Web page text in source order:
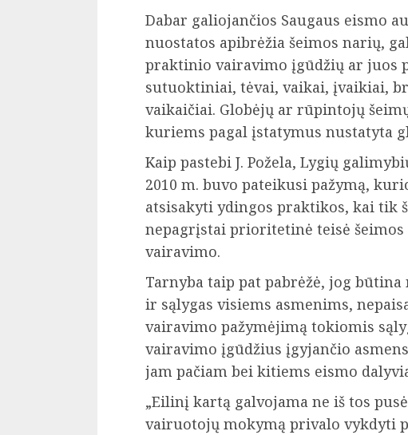
Dabar galiojančios Saugaus eismo
nuostatos apibrėžia šeimos narių,
praktinio vairavimo įgūdžių ar juos
sutuoktiniai, tėvai, vaikai, įvaikiai,
vaikaičiai. Globėjų ar rūpintojų
kuriems pagal įstatymus nustatyta
Kaip pastebi J. Požela, Lygių
2010 m. buvo pateikusi pažymą,
atsisakyti ydingos praktikos, kai tik
nepagrįstai prioritetinė teisė
vairavimo.
Tarnyba taip pat pabrėžė, jog
ir sąlygas visiems asmenims,
vairavimo pažymėjimą tokiomis
vairavimo įgūdžius įgyjančio
jam pačiam bei kitiems eismo
„Eilinį kartą galvojama ne iš tos
vairuotojų mokymą privalo vykdyti